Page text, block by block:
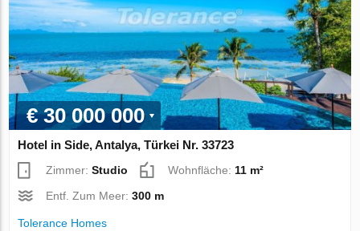
€ 30 000 000
Hotel in Side, Antalya, Türkei Nr. 33723
Zimmer:Studio Wohnfläche:11 m²
Entf. Zum Meer:300 m
Tolerance Homes